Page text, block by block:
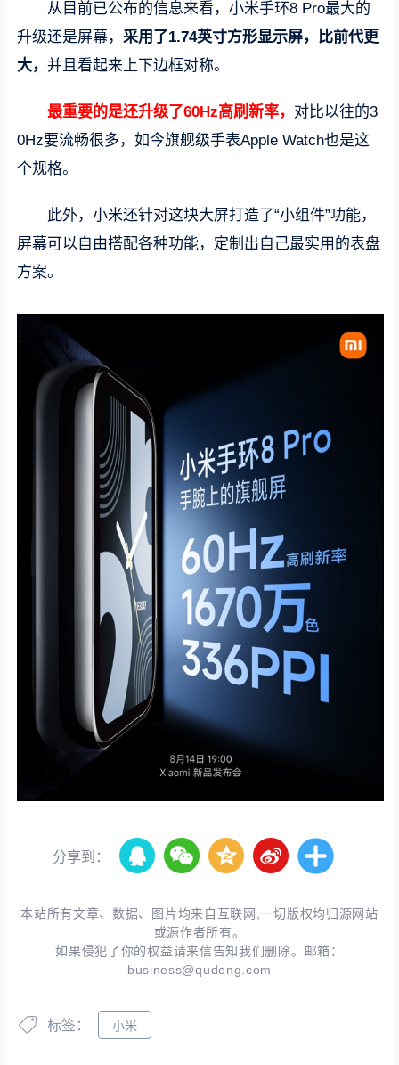
从目前已公布的信息来看，小米手环8 Pro最大的
升级还是屏幕， 采用了1.74英寸方形显示屏，比前代更
大，并且看起来上下边框对称。
最重要的是还升级了60Hz高刷新率， 对比以往的3
0Hz要流畅很多，如今旗舰级手表Apple Watch也是这
个规格。
此外，小米还针对这块大屏打造了“小组件”功能，
屏幕可以自由搭配各种功能，定制出自己最实用的表盘
方案。
分享到：
本站所有文章、数据、图片均来自互联网,一切版权均归源网站
或源作者所有。
如果侵犯了你的权益请来信告知我们删除。邮箱：
business@qudong.com
标签： 小米